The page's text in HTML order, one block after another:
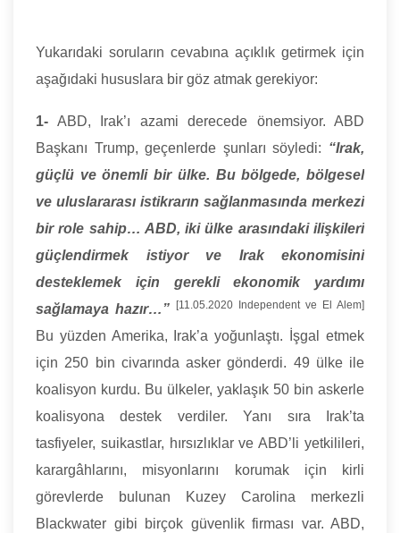
Yukarıdaki soruların cevabına açıklık getirmek için
aşağıdaki hususlara bir göz atmak gerekiyor:
1- ABD, Irak’ı azami derecede önemsiyor. ABD
Başkanı Trump, geçenlerde şunları söyledi: “Irak,
güçlü ve önemli bir ülke. Bu bölgede, bölgesel
ve uluslararası istikrarın sağlanmasında merkezi
bir role sahip… ABD, iki ülke arasındaki ilişkileri
güçlendirmek istiyor ve Irak ekonomisini
desteklemek için gerekli ekonomik yardımı
sağlamaya hazır…”
[11.05.2020 Independent ve El Alem]
Bu yüzden Amerika, Irak’a yoğunlaştı. İşgal etmek
için 250 bin civarında asker gönderdi. 49 ülke ile
koalisyon kurdu. Bu ülkeler, yaklaşık 50 bin askerle
koalisyona destek verdiler. Yanı sıra Irak’ta
tasfiyeler, suikastlar, hırsızlıklar ve ABD’li yetkilileri,
karargâhlarını, misyonlarını korumak için kirli
görevlerde bulunan Kuzey Carolina merkezli
Blackwater gibi birçok güvenlik firması var. ABD,